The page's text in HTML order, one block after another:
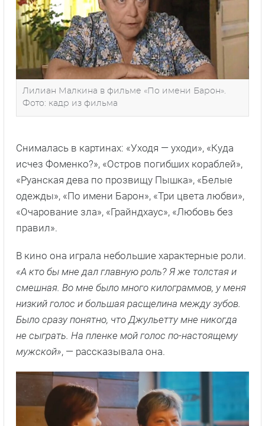
Лилиан Малкина в фильме «По имени Барон».
Фото: кадр из фильма
Снималась в картинах: «Уходя — уходи», «Куда
исчез Фоменко?», «Остров погибших кораблей»,
«Руанская дева по прозвищу Пышка», «Белые
одежды», «По имени Барон», «Три цвета любви»,
«Очарование зла», «Грайндхаус», «Любовь без
правил».
В кино она играла небольшие характерные роли.
«А кто бы мне дал главную роль? Я же толстая и
смешная. Во мне было много килограммов, у меня
низкий голос и большая расщелина между зубов.
Было сразу понятно, что Джульетту мне никогда
не сыграть. На пленке мой голос по-настоящему
мужской», — рассказывала она.